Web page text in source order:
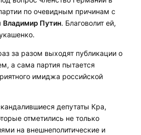
по очевидным причинам с
Владимир Путин. Благоволит ей,
за разом выходят публикации о
а сама партия пытается
имиджа российской
депутаты Кра,
отметились не только
на внешнеполитические и